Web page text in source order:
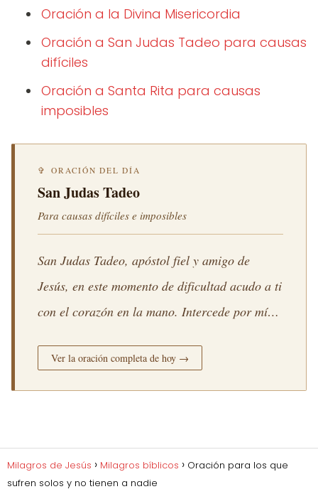
Oración a la Divina Misericordia
Oración a San Judas Tadeo para causas
difíciles
Oración a Santa Rita para causas
imposibles
✞ ORACIÓN DEL DÍA
San Judas Tadeo
Para causas difíciles e imposibles
San Judas Tadeo, apóstol fiel y amigo de
Jesús, en este momento de dificultad acudo a ti
con el corazón en la mano. Intercede por mí
imposible se convierta en posible con su
gracia. Que la esperanza no muera en mi
Ver la oración completa de hoy →
Milagros de Jesús Milagros bíblicos
Oración para los que
sufren solos y no tienen a nadie